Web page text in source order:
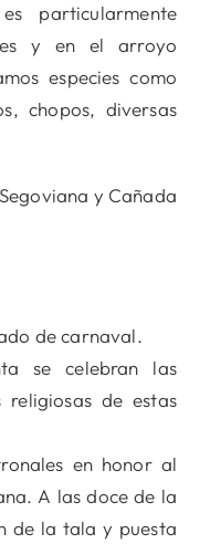
particularmente
y en el arroyo
especies como
chopos, diversas
y Cañada
de carnaval.
se celebran las
religiosas de estas
en honor al
A las doce de la
de la tala y puesta